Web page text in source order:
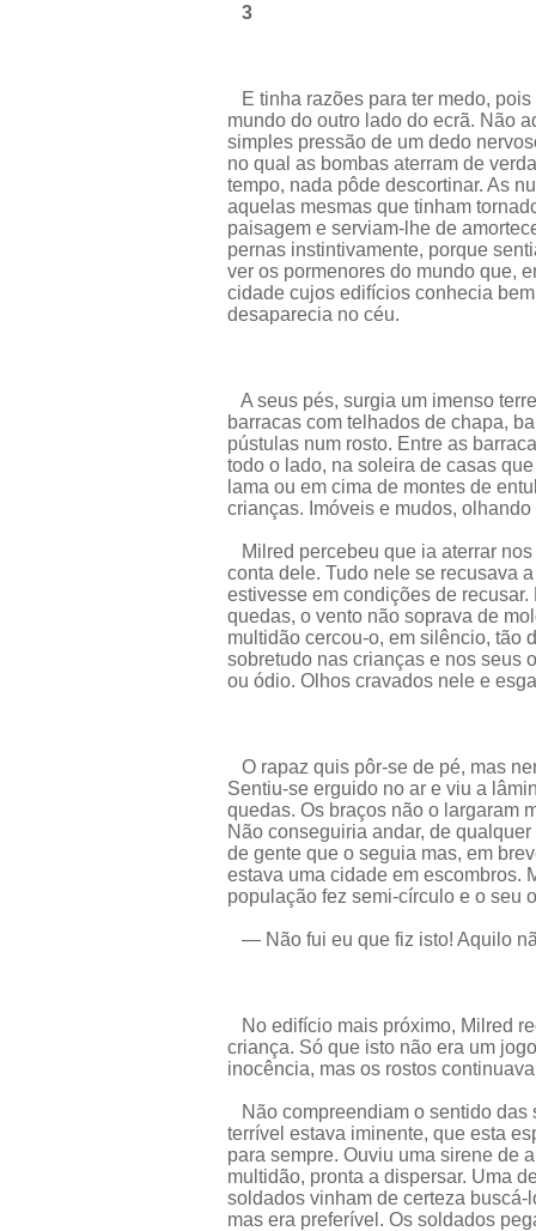
3
E tinha razões para ter medo,
mundo do outro lado do ecrã. Não
simples pressão de um dedo
no qual as bombas aterram de
tempo, nada pôde descortinar. As
aquelas mesmas que tinham
paisagem e serviam-lhe de
pernas instintivamente, porque
ver os pormenores do mundo que,
cidade cujos edifícios conhecia
desaparecia no céu.
A seus pés, surgia um imenso
barracas com telhados de chapa,
pústulas num rosto. Entre as
todo o lado, na soleira de casas
lama ou em cima de montes de
crianças. Imóveis e mudos,
Milred percebeu que ia aterrar
conta dele. Tudo nele se recusava
estivesse em condições de
quedas, o vento não soprava de
multidão cercou-o, em silêncio, tão
sobretudo nas crianças e nos seus
ou ódio. Olhos cravados nele e
O rapaz quis pôr-se de pé, mas
Sentiu-se erguido no ar e viu a
quedas. Os braços não o largaram
Não conseguiria andar, de
de gente que o seguia mas, em
estava uma cidade em escombros.
população fez semi-círculo e o seu
— Não fui eu que fiz isto! Aquilo
No edifício mais próximo, Milred
criança. Só que isto não era um
inocência, mas os rostos
Não compreendiam o sentido das
terrível estava iminente, que esta
para sempre. Ouviu uma sirene de
multidão, pronta a dispersar. Uma
soldados vinham de certeza
mas era preferível. Os soldados